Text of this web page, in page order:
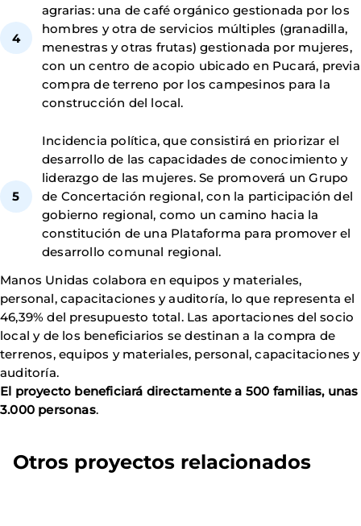
agrarias: una de café orgánico gestionada por los
hombres y otra de servicios múltiples (granadilla,
menestras y otras frutas) gestionada por mujeres,
con un centro de acopio ubicado en Pucará, previa
compra de terreno por los campesinos para la
construcción del local.
Incidencia política, que consistirá en priorizar el
desarrollo de las capacidades de conocimiento y
liderazgo de las mujeres. Se promoverá un Grupo
de Concertación regional, con la participación del
gobierno regional, como un camino hacia la
constitución de una Plataforma para promover el
desarrollo comunal regional.
Manos Unidas colabora en equipos y materiales,
personal, capacitaciones y auditoría, lo que representa el
46,39% del presupuesto total. Las aportaciones del socio
local y de los beneficiarios se destinan a la compra de
terrenos, equipos y materiales, personal, capacitaciones y
auditoría.
El proyecto beneficiará directamente a 500 familias, unas
3.000 personas.
Otros proyectos relacionados